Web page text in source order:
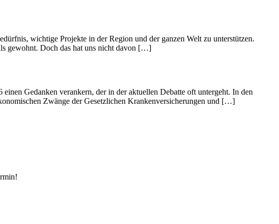
wichtige Projekte in der Region und der ganzen Welt zu unterstützen.
gewohnt. Doch das hat uns nicht davon […]
Gedanken verankern, der in der aktuellen Debatte oft untergeht. In den
Zwänge der Gesetzlichen Krankenversicherungen und […]